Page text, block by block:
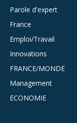
Parole d'expert
France
Emploi/Travail
Innovations
FRANCE/MONDE
Management
ECONOMIE